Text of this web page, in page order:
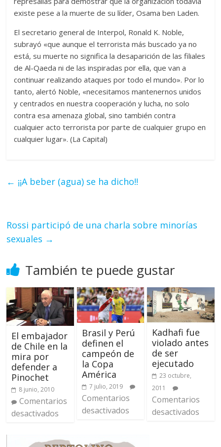
existe pese a la muerte de su líder, Osama ben Laden.
El secretario general de Interpol, Ronald K. Noble,
subrayó «que aunque el terrorista más buscado ya no
está, su muerte no significa la desaparición de las filiales
de Al-Qaeda ni de las inspiradas por ella, que van a
continuar realizando ataques por todo el mundo». Por lo
tanto, alertó Noble, «necesitamos mantenernos unidos
y centrados en nuestra cooperación y lucha, no solo
contra esa amenaza global, sino también contra
cualquier acto terrorista por parte de cualquier grupo en
cualquier lugar». (La Capital)
← ¡¡A beber (agua) se ha dicho!!
Rossi participó de una charla sobre minorías
sexuales →
También te puede gustar
El embajador
de Chile en la
mira por
defender a
Pinochet
8 junio, 2010
Comentarios
desactivados
Brasil y Perú
definen el
campeón de
la Copa
América
7 julio, 2019
Comentarios
desactivados
Kadhafi fue
violado antes
de ser
ejecutado
23 octubre,
2011
Comentarios
desactivados